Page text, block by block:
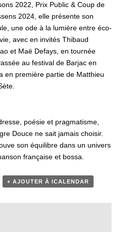
2022, Prix Public & Coup de
2024, elle présente son
une ode à la lumière entre éco-
avec en invités Thibaud
et Maë Defays, en tournée
au festival de Barjac en
en première partie de Matthieu
poésie et pragmatisme,
Douce ne sait jamais choisir.
son équilibre dans un univers
française et bossa.
+ AJOUTER À ICALENDAR